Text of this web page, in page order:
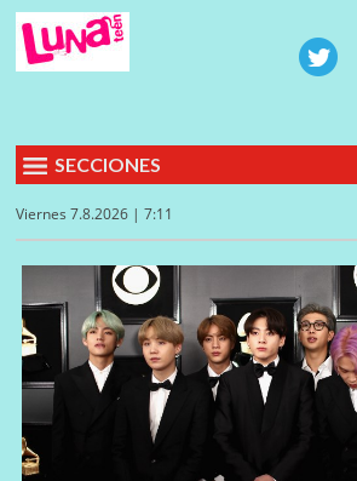
SECCIONES
Viernes 7.8.2026 | 7:11